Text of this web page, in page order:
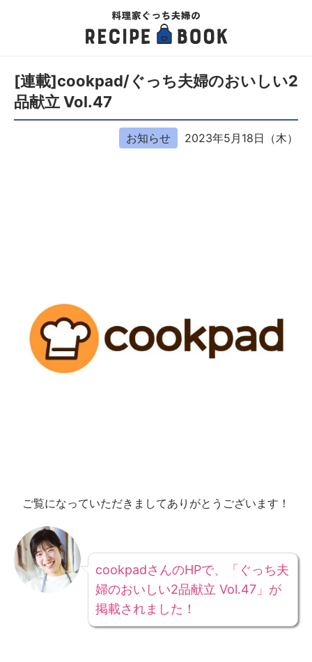
[連載]cookpad/ぐっち夫婦のおいしい2
品献立 Vol.47
お知らせ 2023年5月18日（木）
ご覧になっていただきましてありがとうございます！
cookpadさんのHPで、「ぐっち夫
婦のおいしい2品献立 Vol.47」が
掲載されました！